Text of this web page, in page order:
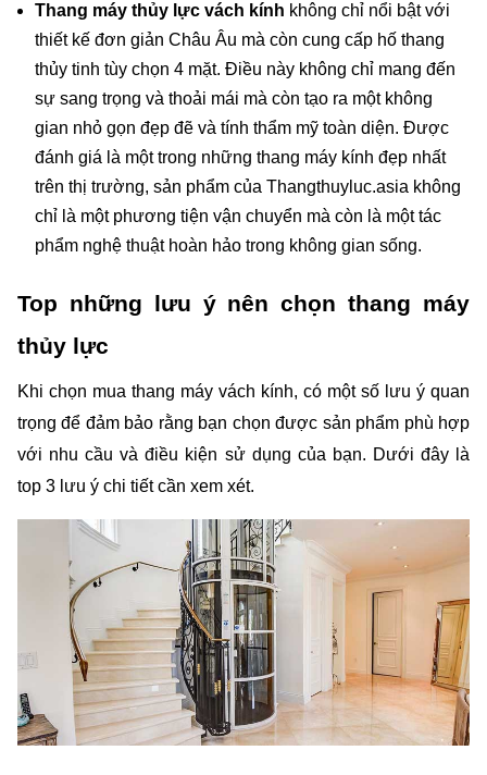
Thang máy thủy lực vách kính không chỉ nổi bật với
thiết kế đơn giản Châu Âu mà còn cung cấp hố thang
thủy tinh tùy chọn 4 mặt. Điều này không chỉ mang đến
sự sang trọng và thoải mái mà còn tạo ra một không
gian nhỏ gọn đẹp đẽ và tính thẩm mỹ toàn diện. Được
đánh giá là một trong những thang máy kính đẹp nhất
trên thị trường, sản phẩm của Thangthuyluc.asia không
chỉ là một phương tiện vận chuyển mà còn là một tác
phẩm nghệ thuật hoàn hảo trong không gian sống.
Top những lưu ý nên chọn thang máy
thủy lực
Khi chọn mua thang máy vách kính, có một số lưu ý quan
trọng để đảm bảo rằng bạn chọn được sản phẩm phù hợp
với nhu cầu và điều kiện sử dụng của bạn. Dưới đây là
top 3 lưu ý chi tiết cần xem xét.